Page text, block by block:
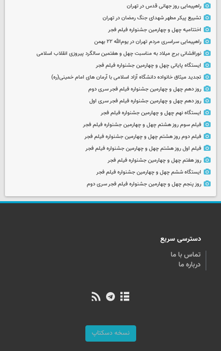
راهپیمایی روز جهانی قدس در تهران
تشییع پیکر مطهر شهدای جنگ رمضان در تهران
اختتامیه چهل و چهارمین جشنواره فیلم فجر
راهپیمایی سراسری مردم تهران در یوم‌الله ۲۲ بهمن
نورافشانی برج میلاد به مناسبت چهل‌ و هفتمین سالگرد پیروزی انقلاب اسلامی
ایستگاه پایانی چهل و چهارمین جشنواره فیلم فجر
تجدید میثاق خانواده دانشگاه آزاد اسلامی با آرمان های امام خمینی(ره)
روز دهم چهل و چهارمین جشنواره فیلم فجر سری دوم
روز دهم چهل و چهارمین جشنواره فیلم فجر سری اول
ایستگاه نهم چهل و چهارمین جشنواره فیلم فجر
فیلم سوم روز هشتم چهل و چهارمین جشنواره فیلم فجر
فیلم دوم روز هشتم چهل و چهارمین جشنواره فیلم فجر
فیلم اول روز هشتم چهل و چهارمین جشنواره فیلم فجر
روز هفتم چهل و چهارمین جشنواره فیلم فجر
ایستگاه ششم چهل و چهارمین جشنواره فیلم فجر
روز پنجم چهل و چهارمین جشنواره فیلم فجر سری دوم
دسترسی سریع
تماس با ما
درباره ما
نسخه دسکتاپ